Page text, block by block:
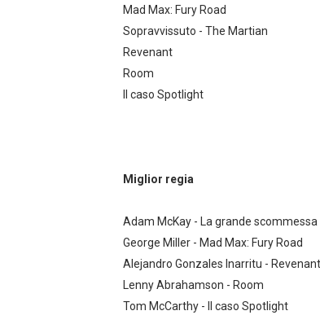
Recensione:
Mad Max: Fury Road
Sopravvissuto - The Martian
Revenant
Room
Il caso Spotlight
Miglior regia
Adam McKay - La grande scommessa
George Miller - Mad Max: Fury Road
Alejandro Gonzales Inarritu - Revenant
Lenny Abrahamson - Room
Tom McCarthy - Il caso Spotlight